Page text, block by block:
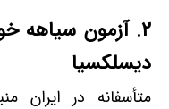
2. آزمون سیاهه
دیسلکسیا
متأسفانه در ایران